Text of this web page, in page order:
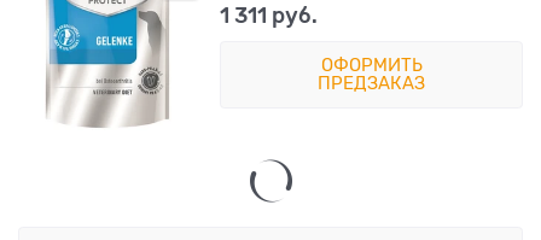
1 311 руб.
ОФОРМИТЬ
ПРЕДЗАКАЗ